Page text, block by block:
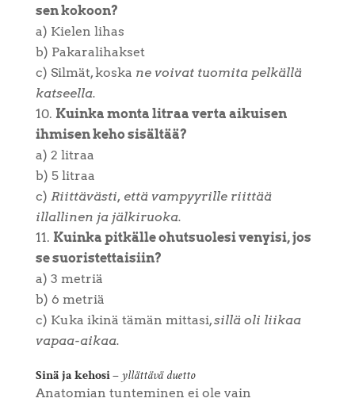
sen kokoon?
a) Kielen lihas
b) Pakaralihakset
c) Silmät, koska ne voivat tuomita pelkällä
katseella.
Kuinka monta litraa verta aikuisen
ihmisen keho sisältää?
a) 2 litraa
b) 5 litraa
c) Riittävästi, että vampyyrille riittää
illallinen ja jälkiruoka.
Kuinka pitkälle ohutsuolesi venyisi, jos
se suoristettaisiin?
a) 3 metriä
b) 6 metriä
c) Kuka ikinä tämän mittasi,sillä oli liikaa
vapaa-aikaa.
Sinä ja kehosi –yllättävä duetto
Anatomian tunteminen ei ole vain